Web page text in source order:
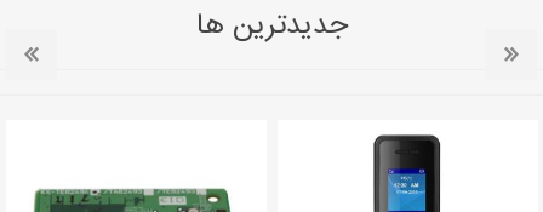
جدیدترین ها